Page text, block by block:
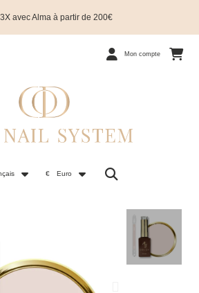
avec Alma à partir de 200€
Mon compte
€ Euro